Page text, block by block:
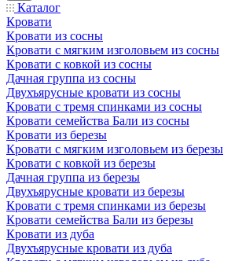
Каталог
Кровати
Кровати из сосны
Кровати с мягким изголовьем из сосны
Кровати с ковкой из сосны
Дачная группа из сосны
Двухъярусные кровати из сосны
Кровати с тремя спинками из сосны
Кровати семейства Бали из сосны
Кровати из березы
Кровати с мягким изголовьем из березы
Кровати с ковкой из березы
Дачная группа из березы
Двухъярусные кровати из березы
Кровати с тремя спинками из березы
Кровати семейства Бали из березы
Кровати из дуба
Двухъярусные кровати из дуба